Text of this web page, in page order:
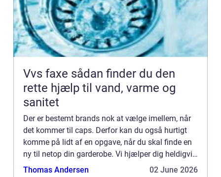
Vvs faxe sådan finder du den
rette hjælp til vand, varme og
sanitet
Der er bestemt brands nok at vælge imellem, når
det kommer til caps. Derfor kan du også hurtigt
komme på lidt af en opgave, når du skal finde en
ny til netop din garderobe. Vi hjælper dig heldigvis
også p&ari...
Thomas Andersen 02 June 2026